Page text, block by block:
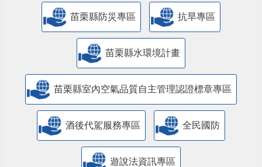
苗栗縣防災專區 抗旱專區
苗栗縣水環境計畫
苗栗縣室內空氣品質自主管理認證標章專區
酒後代駕服務專區 全民國防
遊說法資訊專區